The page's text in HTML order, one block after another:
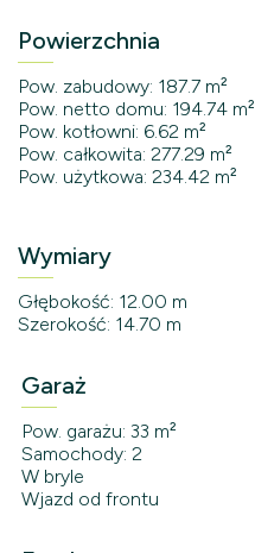
Powierzchnia
Pow. zabudowy: 187.7 m²
Pow. netto domu: 194.74 m²
Pow. kotłowni: 6.62 m²
Pow. całkowita: 277.29 m²
Pow. użytkowa: 234.42 m²
Wymiary
Głębokość: 12.00 m
Szerokość: 14.70 m
Garaż
Pow. garażu: 33 m²
Samochody: 2
W bryle
Wjazd od frontu